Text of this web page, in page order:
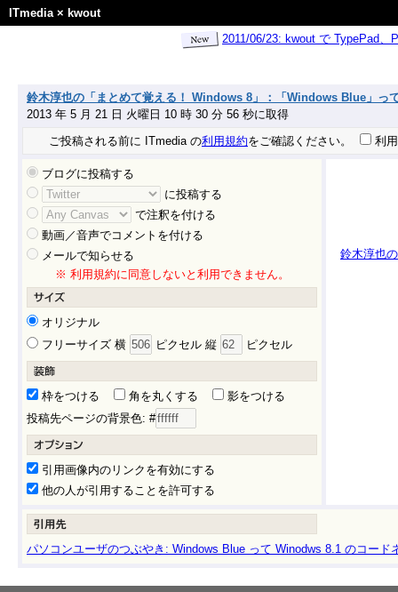
ITmedia× kwout
2011/06/23: kwout で TypePad
鈴木淳也の「まとめて覚える！ Windows 8」：「Windows Blue」っ
2013 年 5 月 21 日 火曜日 10 時 30 分 56 秒に取得
ご投稿される前に ITmedia の利用規約をご確認ください。 利
ブログに投稿する
に投稿する
で注釈を付ける
動画／音声でコメントを付ける
メールで知らせる
※ 利用規約に同意しないと利用できません。
オリジナル
フリーサイズ 横
ピクセル 縦 ピクセル
枠をつける 角を丸くする
影をつける
投稿先ページの背景色: #
引用画像内のリンクを有効にする
他の人が引用することを許可する
鈴木淳也
パソコンユーザのつぶやき: Windows Blue って Winodws 8.1 のコード